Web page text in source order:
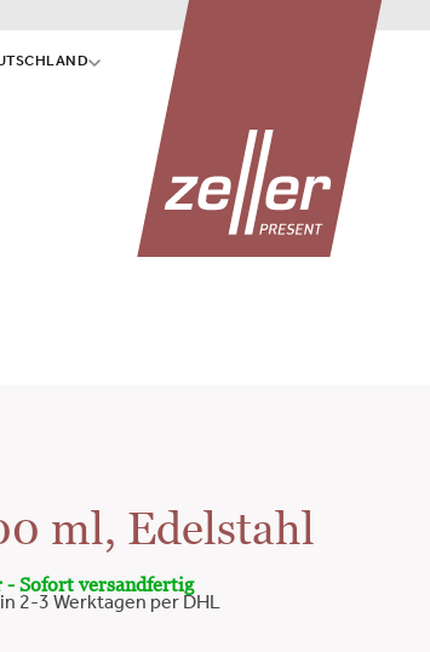
ml, Edelstahl
- Sofort versandfertig
2-3 Werktagen per DHL